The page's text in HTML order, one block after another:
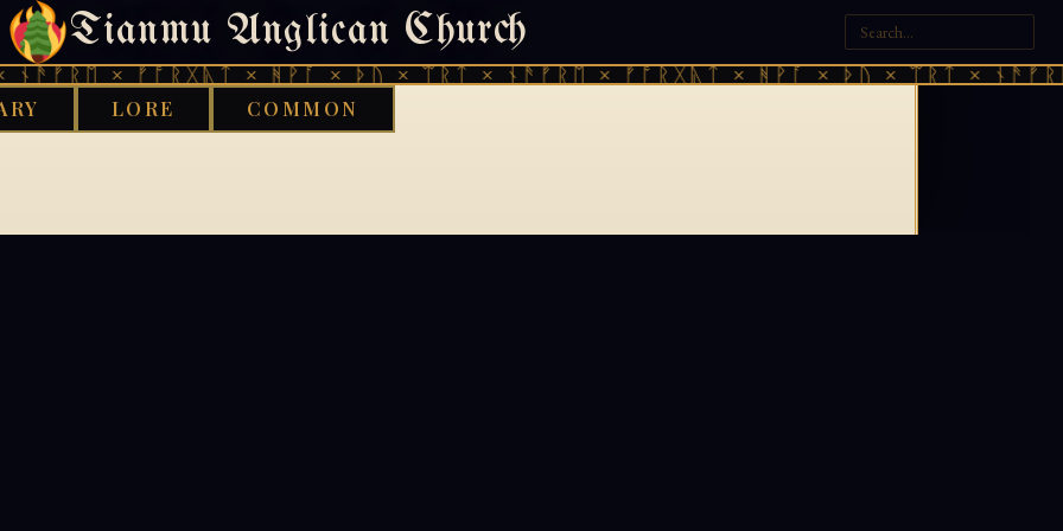
Tianmu Anglican Church
× ᚠᚩᚱᚷᚣᛏ × ᚻᚹᚪ × ᚦᚢ × ᛠᚱᛏ × ᚾᚫᚠᚱᛖ × ᚠᚩᚱᚷᚣᛏ × ᚻᚹᚪ × ᚦᚢ × ᛠᚱᛏ ×
LORE COMMON
404